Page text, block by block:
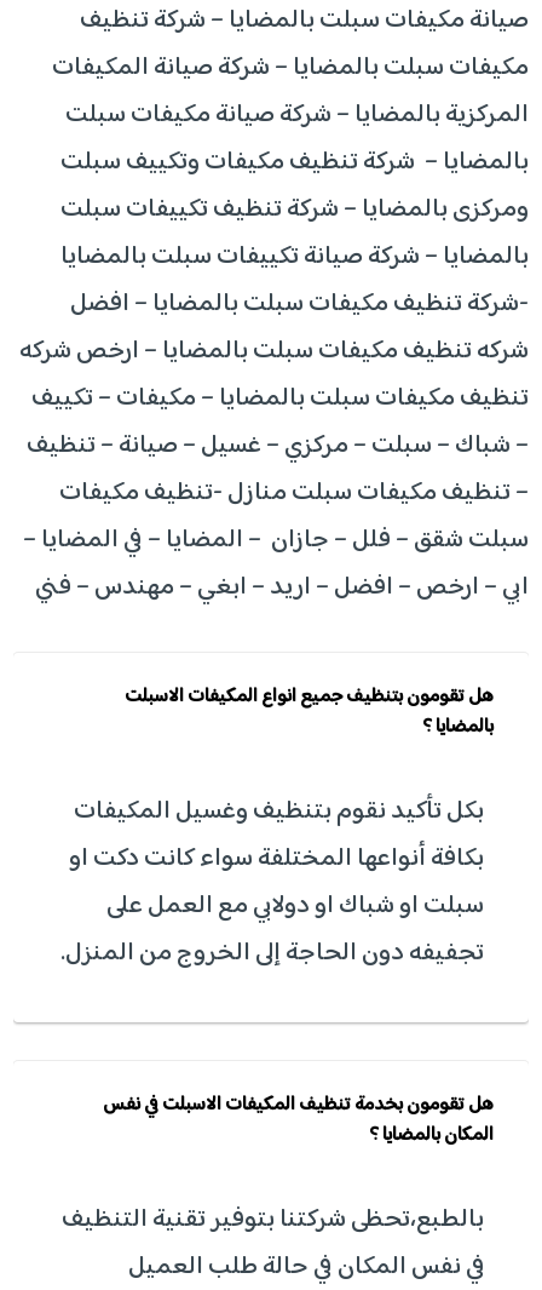
صيانة مكيفات سبلت بالمضايا – شركة تنظيف
مكيفات سبلت بالمضايا – شركة صيانة المكيفات
المركزية بالمضايا – شركة صيانة مكيفات سبلت
بالمضايا – شركة تنظيف مكيفات وتكييف سبلت
ومركزى بالمضايا – شركة تنظيف تكييفات سبلت
بالمضايا – شركة صيانة تكييفات سبلت بالمضايا
-شركة تنظيف مكيفات سبلت بالمضايا – افضل
شركه تنظيف مكيفات سبلت بالمضايا – ارخص شركه
تنظيف مكيفات سبلت بالمضايا – مكيفات – تكييف
– شباك – سبلت – مركزي – غسيل – صيانة – تنظيف
– تنظيف مكيفات سبلت منازل -تنظيف مكيفات
سبلت شقق – فلل – جازان – المضايا – في المضايا –
ابي – ارخص – افضل – اريد – ابغي – مهندس – فني
هل تقومون بتنظيف جميع انواع المكيفات الاسبلت
بالمضايا ؟
بكل تأكيد نقوم بتنظيف وغسيل المكيفات
بكافة أنواعها المختلفة سواء كانت دكت او
سبلت او شباك او دولابي مع العمل على
تجفيفه دون الحاجة إلى الخروج من المنزل.
هل تقومون بخدمة تنظيف المكيفات الاسبلت في نفس
المكان بالمضايا ؟
بالطبع،تحظى شركتنا بتوفير تقنية التنظيف
في نفس المكان في حالة طلب العميل